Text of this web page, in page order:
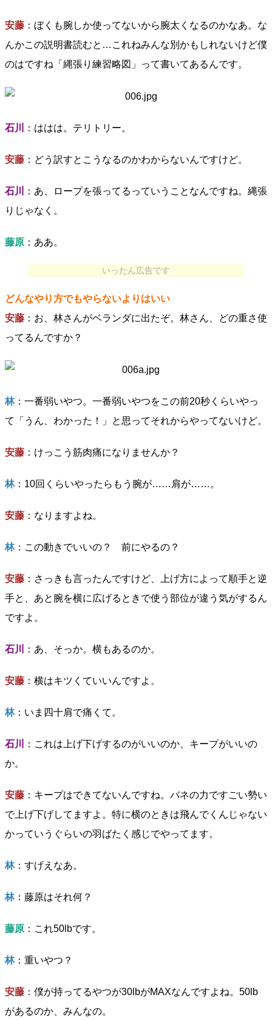
安藤 ：ぼくも腕しか使ってないから腕太くなるのかなあ。な
んかこの説明書読むと…これねみんな別かもしれないけど僕
のはですね「縄張り練習略図」って書いてあるんです。
石川 ：ははは。テリトリー。
安藤 ：どう訳すとこうなるのかわからないんですけど。
石川
：あ、ロープを張ってるっていうことなんですね。縄張
りじゃなく。
藤原 ：ああ。
いったん広告です
どんなやり方でもやらないよりはいい
安藤 ：お、林さんがベランダに出たぞ。林さん、どの重さ使
ってるんですか？
林：一番弱いやつ。一番弱いやつをこの前20秒くらいやっ
て「うん、わかった！」と思ってそれからやってないけど。
安藤 ：けっこう筋肉痛になりませんか？
林：10回くらいやったらもう腕が……肩が……。
安藤 ：なりますよね。
林：この動きでいいの？ 前にやるの？
安藤 ：さっきも言ったんですけど、上げ方によって順手と逆
手と、あと腕を横に広げるときで使う部位が違う気がするん
ですよ。
石川 ：あ、そっか。横もあるのか。
安藤 ：横はキツくていいんですよ。
林：いま四十肩で痛くて。
石川
：これは上げ下げするのがいいのか、キープがいいの
か。
安藤 ：キープはできてないんですね。バネの力ですごい勢い
で上げ下げしてますよ。特に横のときは飛んでくんじゃない
かっていうぐらいの羽ばたく感じでやってます。
林：すげえなあ。
林：藤原はそれ何？
藤原 ：これ50lbです。
林：重いやつ？
安藤 ：僕が持ってるやつが30lbがMAXなんですよね。50lb
があるのか、みんなの。